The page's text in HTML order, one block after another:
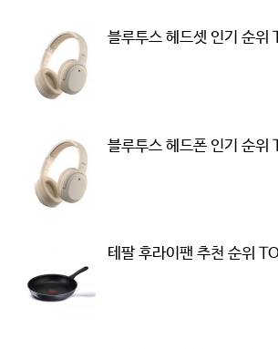
블루투스 헤드셋 인기 순
블루투스 헤드폰 인기 순
테팔 후라이팬 추천 순위